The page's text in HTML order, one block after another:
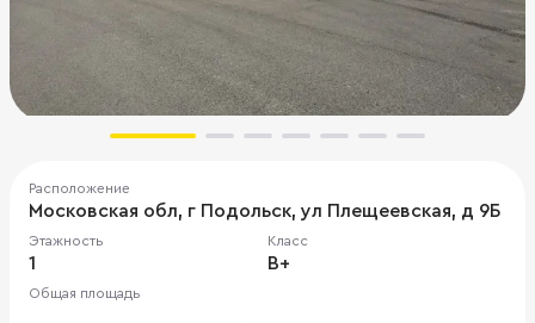
Расположение
Московская обл, г Подольск, ул Плещеевская, д 9Б
Этажность
1
Класс
B+
Общая площадь